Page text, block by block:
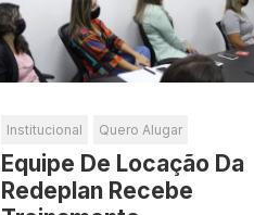
Institucional Quero Alugar
Equipe De Locação Da
Redeplan Recebe